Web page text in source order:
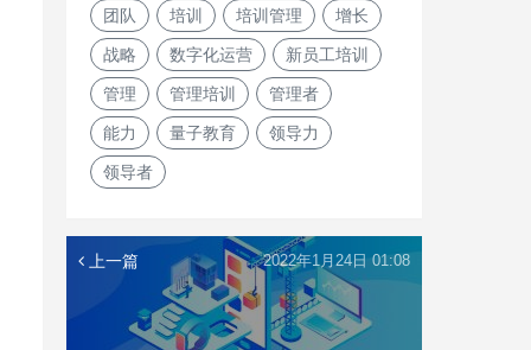
团队 培训 培训管理 增长
战略 数字化运营 新员工培训
管理 管理培训 管理者
能力 量子教育 领导力
领导者
上一篇 2022年1月24日 01:08